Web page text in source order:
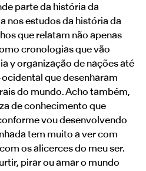
parte da história da
nos estudos da história da
que relatam não apenas
cronologias que vão
y organização de nações até
que desenharam
do mundo. Acho também,
de conhecimento que
vou desenvolvendo
tem muito a ver com
os alicerces do meu ser.
pirar ou amar o mundo